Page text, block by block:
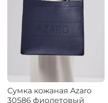
Сумка кожаная Azaro
30586 фиолетовый